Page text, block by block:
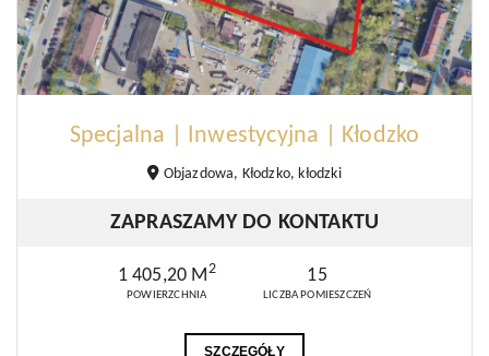
Specjalna | Inwestycyjna | Kłodzko
Objazdowa, Kłodzko, kłodzki
ZAPRASZAMY DO KONTAKTU
1 405,20 M2
POWIERZCHNIA
15
LICZBA POMIESZCZEŃ
SZCZEGÓŁY